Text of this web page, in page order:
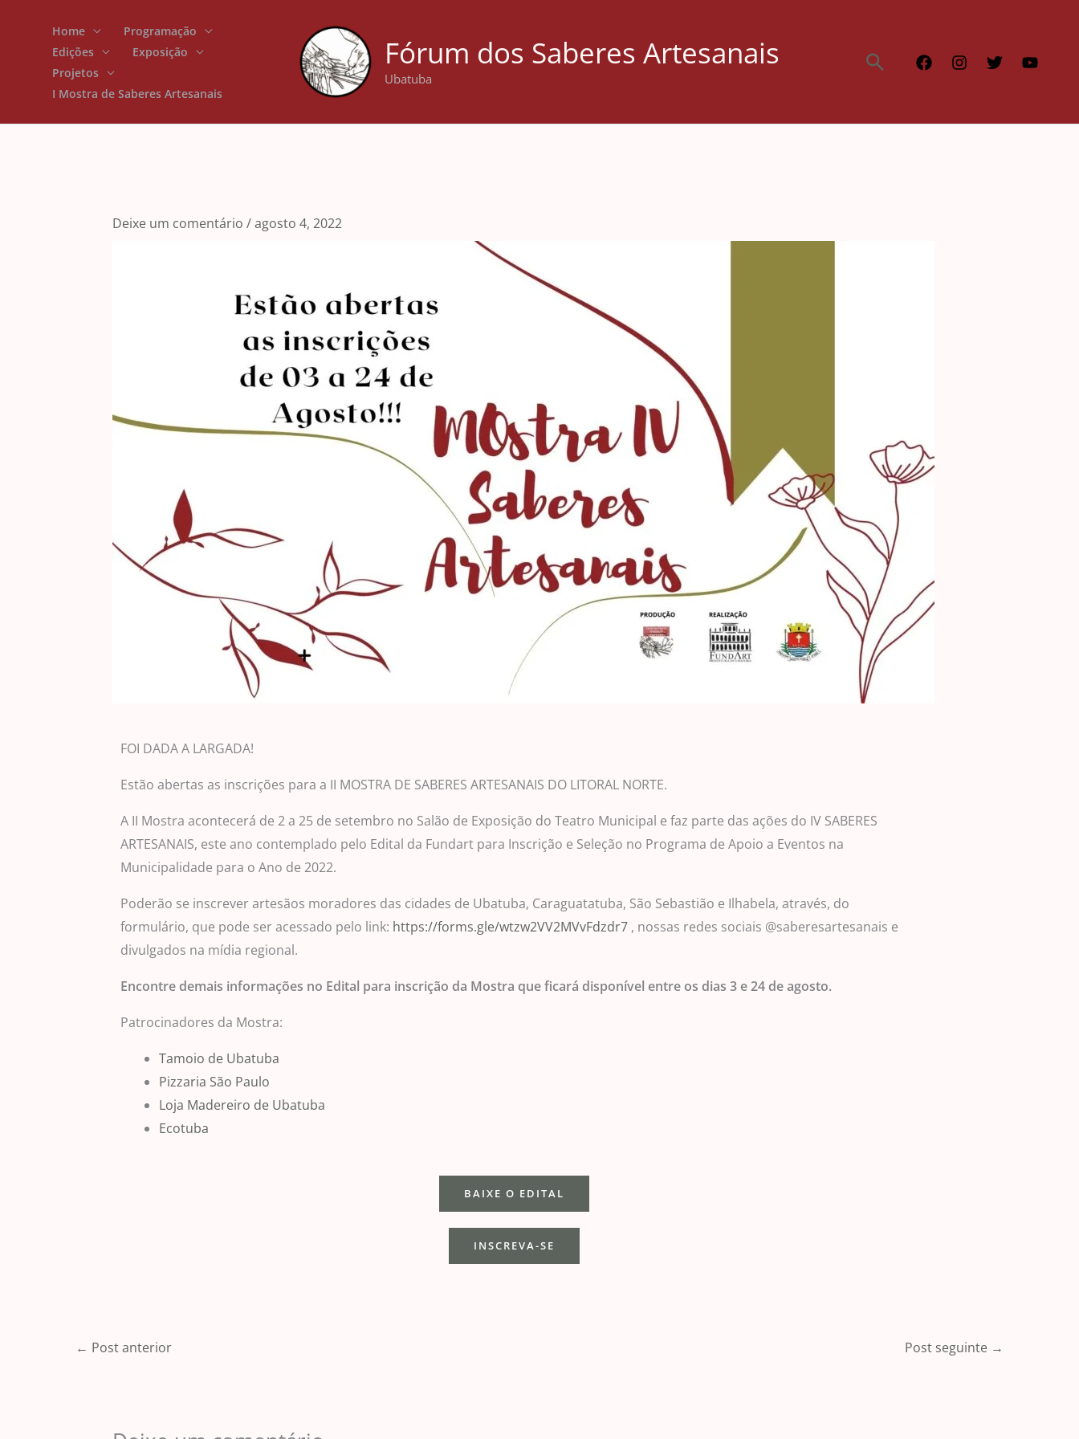
conteúdo
Home
Programação
Edições
Exposição
Projetos
I Mostra de Saberes Artesanais
Fórum dos Saberes Artesanais
Ubatuba Pesquisar
Deixe um comentário /agosto 4, 2022
FOI DADA A LARGADA!
Estão abertas as inscrições para a II MOSTRA DE SABERES ARTESANAIS DO LITORAL NORTE.
A II Mostra acontecerá de 2 a 25 de setembro no Salão de Exposição do Teatro Municipal e faz parte das ações do IV SABERES
ARTESANAIS, este ano contemplado pelo Edital da Fundart para Inscrição e Seleção no Programa de Apoio a Eventos na
Municipalidade para o Ano de 2022.
Poderão se inscrever artesãos moradores das cidades de Ubatuba, Caraguatatuba, São Sebastião e Ilhabela, através, do
formulário, que pode ser acessado pelo link: https://forms.gle/wtzw2VV2MVvFdzdr7 , nossas redes sociais @saberesartesanais e
divulgados na mídia regional.
Encontre demais informações no Edital para inscrição da Mostra que ficará disponível entre os dias 3 e 24 de agosto.
Patrocinadores da Mostra:
Tamoio de Ubatuba
Pizzaria São Paulo
Loja Madereiro de Ubatuba
Ecotuba
BAIXE O EDITAL
INSCREVA-SE
← Post anterior Post seguinte →